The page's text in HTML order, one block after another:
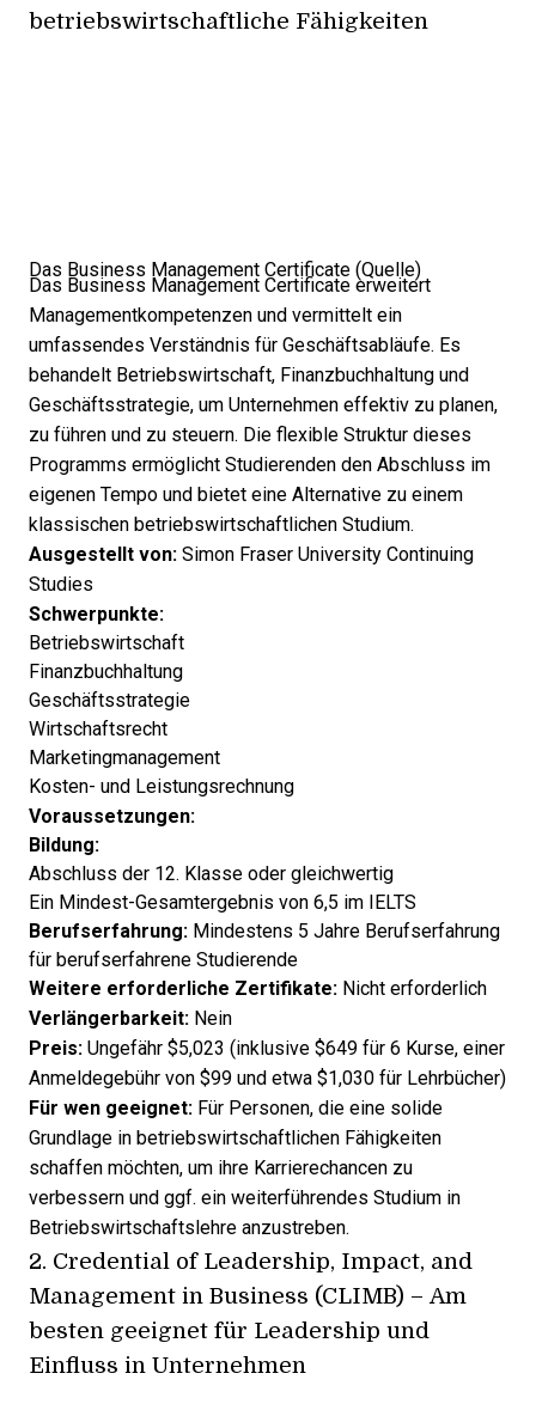
betriebswirtschaftliche Fähigkeiten
Das Business Management Certificate (Quelle)
Das Business Management Certificate erweitert
Managementkompetenzen und vermittelt ein
umfassendes Verständnis für Geschäftsabläufe. Es
behandelt Betriebswirtschaft, Finanzbuchhaltung und
Geschäftsstrategie, um Unternehmen effektiv zu planen,
zu führen und zu steuern. Die flexible Struktur dieses
Programms ermöglicht Studierenden den Abschluss im
eigenen Tempo und bietet eine Alternative zu einem
klassischen betriebswirtschaftlichen Studium.
Ausgestellt von: Simon Fraser University Continuing
Studies
Schwerpunkte:
Betriebswirtschaft
Finanzbuchhaltung
Geschäftsstrategie
Wirtschaftsrecht
Marketingmanagement
Kosten- und Leistungsrechnung
Voraussetzungen:
Bildung:
Abschluss der 12. Klasse oder gleichwertig
Ein Mindest-Gesamtergebnis von 6,5 im IELTS
Berufserfahrung: Mindestens 5 Jahre Berufserfahrung
für berufserfahrene Studierende
Weitere erforderliche Zertifikate: Nicht erforderlich
Verlängerbarkeit: Nein
Preis: Ungefähr $5,023 (inklusive $649 für 6 Kurse, einer
Anmeldegebühr von $99 und etwa $1,030 für Lehrbücher)
Für wen geeignet: Für Personen, die eine solide
Grundlage in betriebswirtschaftlichen Fähigkeiten
schaffen möchten, um ihre Karrierechancen zu
verbessern und ggf. ein weiterführendes Studium in
Betriebswirtschaftslehre anzustreben.
2. Credential of Leadership, Impact, and
Management in Business (CLIMB) – Am
besten geeignet für Leadership und
Einfluss in Unternehmen